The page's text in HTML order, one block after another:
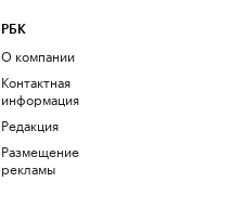
РБК
О компании
Контактная
информация
Редакция
Размещение
рекламы